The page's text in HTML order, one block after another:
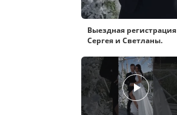
Выездная регистрация
Сергея и Светланы.